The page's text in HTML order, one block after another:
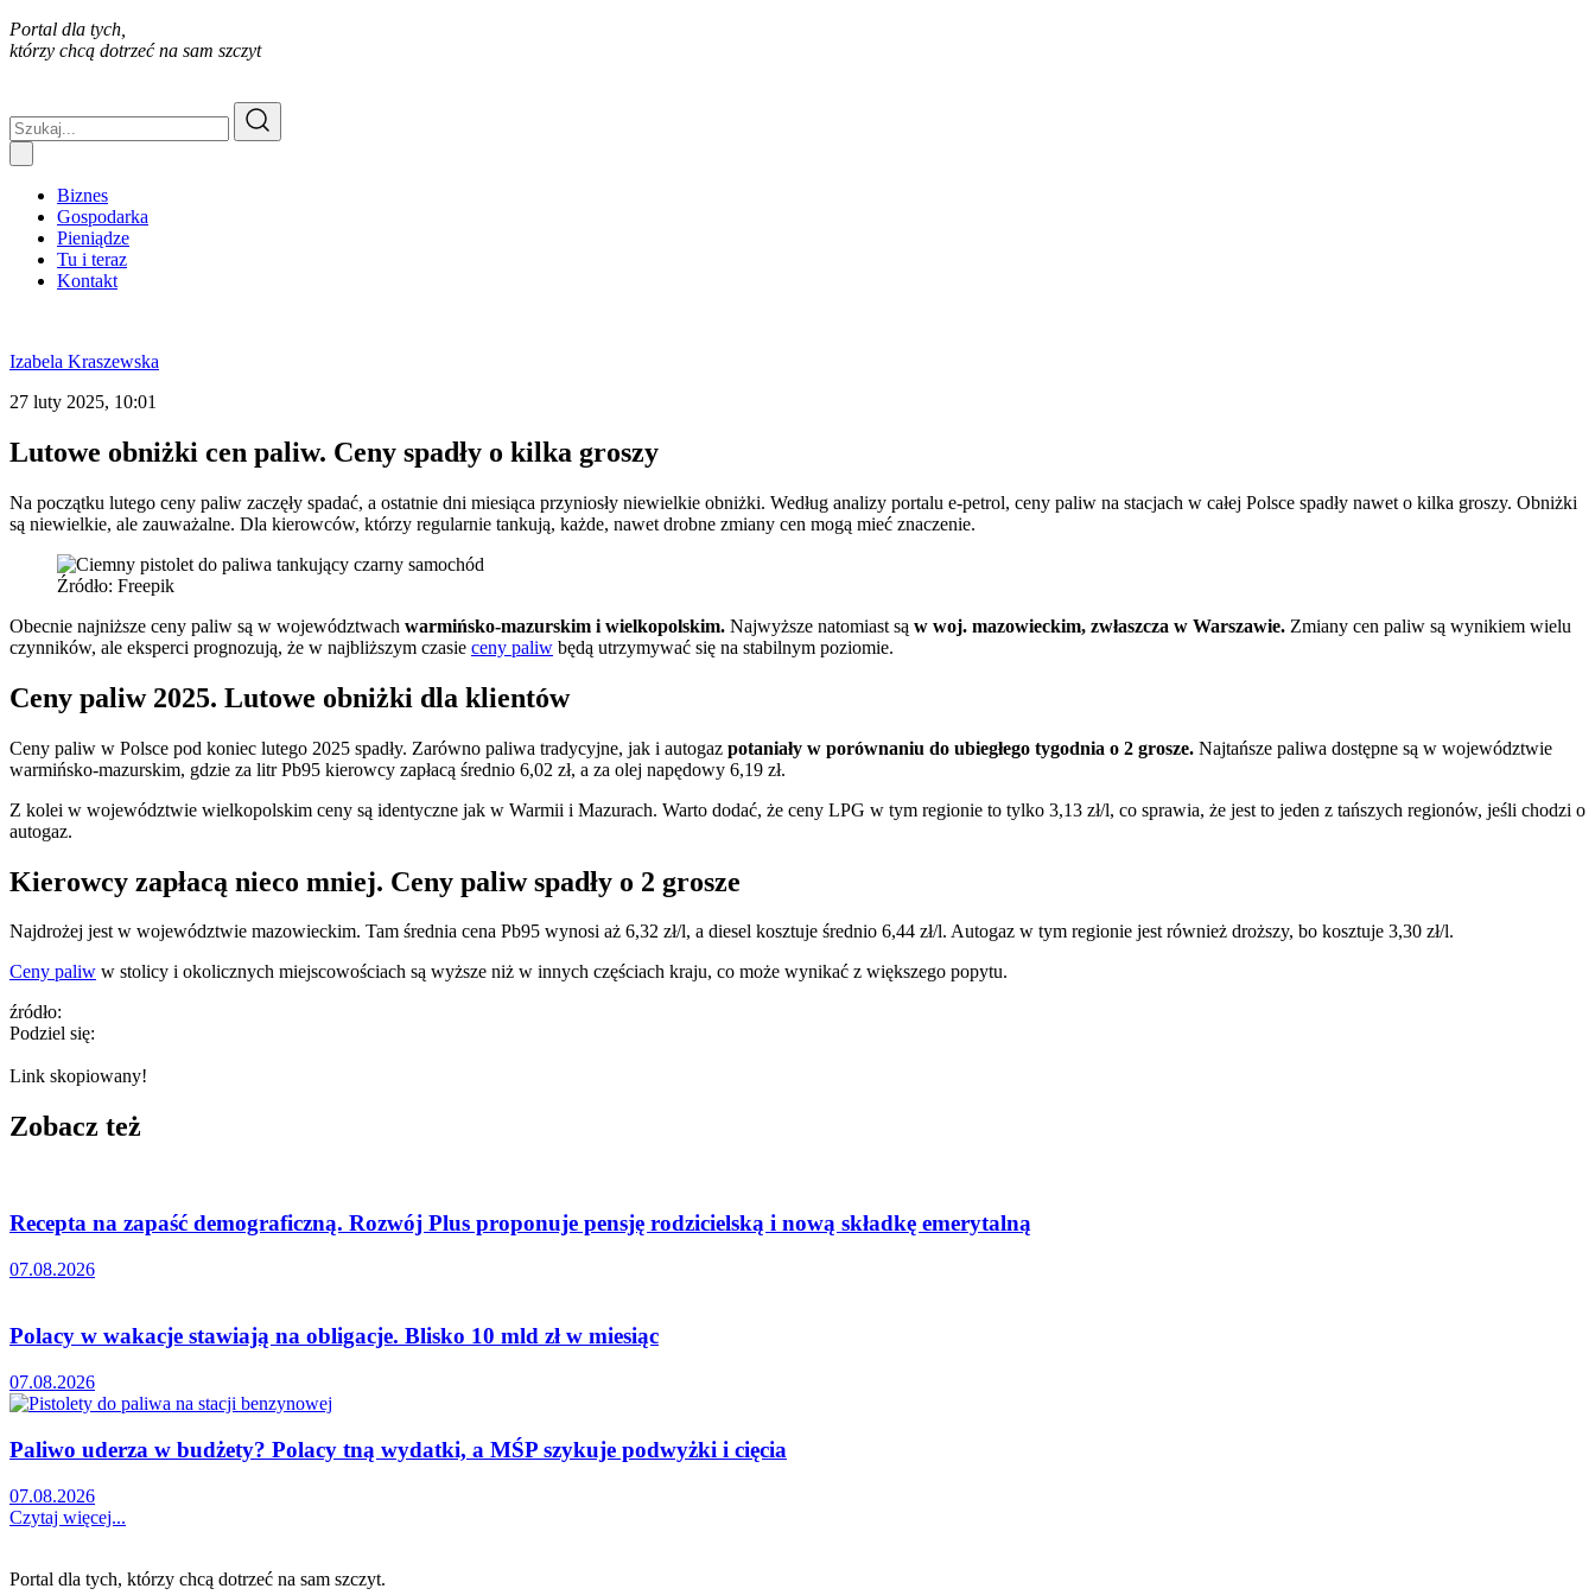
Portal dla tych,
którzy chcą dotrzeć na sam szczyt
Biznes
Gospodarka
Pieniądze
Tu i teraz
Kontakt
Izabela Kraszewska
27 luty 2025, 10:01
Lutowe obniżki cen paliw. Ceny spadły o kilka groszy
Na początku lutego ceny paliw zaczęły spadać, a ostatnie dni miesiąca przyniosły niewielkie obniżki. Według analizy portalu e-petrol, ceny paliw na stacjach w całej Polsce spadły nawet o kilka groszy. Obniżki
są niewielkie, ale zauważalne. Dla kierowców, którzy regularnie tankują, każde, nawet drobne zmiany cen mogą mieć znaczenie.
Źródło: Freepik
Obecnie najniższe ceny paliw są w województwach warmińsko-mazurskim i wielkopolskim. Najwyższe natomiast są w woj. mazowieckim, zwłaszcza w Warszawie. Zmiany cen paliw są wynikiem wielu
czynników, ale eksperci prognozują, że w najbliższym czasie ceny paliw będą utrzymywać się na stabilnym poziomie.
Ceny paliw 2025. Lutowe obniżki dla klientów
Ceny paliw w Polsce pod koniec lutego 2025 spadły. Zarówno paliwa tradycyjne, jak i autogaz potaniały w porównaniu do ubiegłego tygodnia o 2 grosze. Najtańsze paliwa dostępne są w województwie
warmińsko-mazurskim, gdzie za litr Pb95 kierowcy zapłacą średnio 6,02 zł, a za olej napędowy 6,19 zł.
Z kolei w województwie wielkopolskim ceny są identyczne jak w Warmii i Mazurach. Warto dodać, że ceny LPG w tym regionie to tylko 3,13 zł/l, co sprawia, że jest to jeden z tańszych regionów, jeśli chodzi o
autogaz.
Kierowcy zapłacą nieco mniej. Ceny paliw spadły o 2 grosze
Najdrożej jest w województwie mazowieckim. Tam średnia cena Pb95 wynosi aż 6,32 zł/l, a diesel kosztuje średnio 6,44 zł/l. Autogaz w tym regionie jest również droższy, bo kosztuje 3,30 zł/l.
Ceny paliw w stolicy i okolicznych miejscowościach są wyższe niż w innych częściach kraju, co może wynikać z większego popytu.
źródło:
Podziel się:
Link skopiowany!
Zobacz też
Recepta na zapaść demograficzną. Rozwój Plus proponuje pensję rodzicielską i nową składkę emerytalną
07.08.2026
Polacy w wakacje stawiają na obligacje. Blisko 10 mld zł w miesiąc
07.08.2026
Paliwo uderza w budżety? Polacy tną wydatki, a MŚP szykuje podwyżki i cięcia
07.08.2026
Czytaj więcej...
Portal dla tych, którzy chcą dotrzeć na sam szczyt.